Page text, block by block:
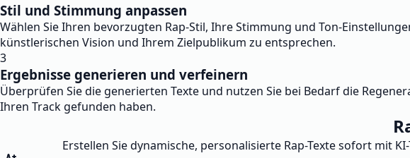
Stil und Stimmung anpassen
Wählen Sie Ihren bevorzugten Rap-Stil, Ihre Stimmung und Ton-
künstlerischen Vision und Ihrem Zielpublikum zu entsprechen.
3
Ergebnisse generieren und verfeinern
Überprüfen Sie die generierten Texte und nutzen Sie bei Bedarf die
Ihren Track gefunden haben.
Erstellen Sie dynamische, personalisierte Rap-Texte sofort mit